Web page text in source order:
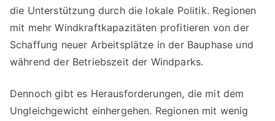
die Unterstützung durch die lokale Politik. Regionen
mit mehr Windkraftkapazitäten profitieren von der
Schaffung neuer Arbeitsplätze in der Bauphase und
während der Betriebszeit der Windparks.
Dennoch gibt es Herausforderungen, die mit dem
Ungleichgewicht einhergehen. Regionen mit wenig